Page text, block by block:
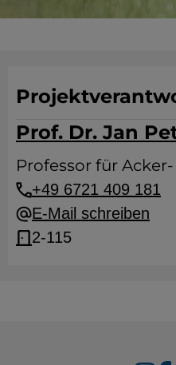
Prof. Dr. Jan
Professor für
+49 6721 409 181
E-Mail schreiben
2-115